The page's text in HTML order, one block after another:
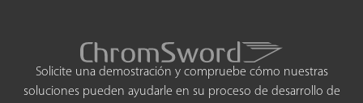
Solicite una demostración y compruebe cómo nuestras
soluciones pueden ayudarle en su proceso de desarrollo de